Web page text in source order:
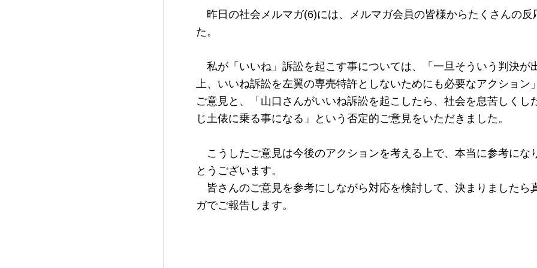
昨日の社会メルマガ(6)には、メルマガ会員の皆様からたくさんの反
た。
私が「いいね」訴訟を起こす事については、「一旦そういう判決が
上、いいね訴訟を左翼の専売特許としないためにも必要なアクション
ご意見と、「山口さんがいいね訴訟を起こしたら、社会を息苦しくし
じ土俵に乗る事になる」という否定的ご意見をいただきました。
こうしたご意見は今後のアクションを考える上で、本当に参考にな
とうございます。
皆さんのご意見を参考にしながら対応を検討して、決まりましたら
ガでご報告します。